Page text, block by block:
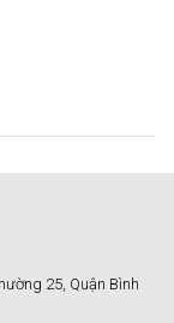
25, Quận Bình